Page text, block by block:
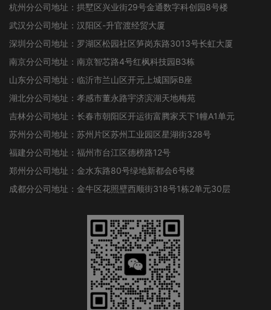
杭州分公司地址：拱墅区兴业街29号金通数字科创园8号楼
武汉分公司地址：汉阳区-升官渡经贸大厦
深圳分公司地址：罗湖区松园社区笋岗东路3013号长虹大厦
南京分公司地址：南京智芯路4号红枫科技园B3栋
山东分公司地址：临沂市兰山区开元上城国际B座
湖北分公司地址：孝感市董永路宇济滨湖天地梅苑
吉林分公司地址：长春市朝阳区开运街富腾家天下1幢A1单元
苏州分公司地址：苏州片区苏州工业园区星湖街328号
福建分公司地址：福州市台江区德榜路12号
郑州分公司地址：金水东路80号绿地新都会6号楼
成都分公司地址：金牛区花照壁西顺街318号1栋2单元30层